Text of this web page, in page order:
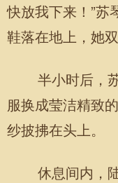
快放我下来！”苏
鞋落在地上，她
半小时后，
服换成莹洁精致
纱披拂在头上。
休息间内，